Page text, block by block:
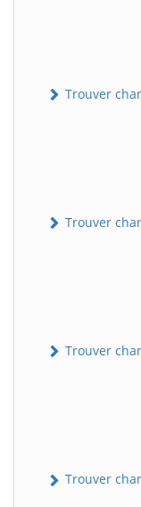
Trouver
Trouver
Trouver
Trouver